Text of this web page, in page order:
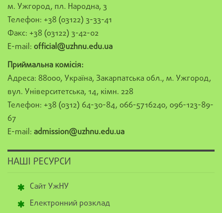
м. Ужгород, пл. Народна, 3
Телефон: +38 (03122) 3-33-41
Факс: +38 (03122) 3-42-02
E-mail: official@uzhnu.edu.ua
Приймальна комісія:
Адреса: 88000, Україна, Закарпатська обл., м. Ужгород,
вул. Університетська, 14, кімн. 228
Телефон: +38 (0312) 64-30-84, 066-5716240, 096-123-89-
67
E-mail: admission@uzhnu.edu.ua
НАШІ РЕСУРСИ
Сайт УжНУ
Електронний розклад